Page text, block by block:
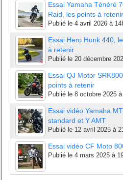
Essai Yamaha Ténéré
Raid, les points à retenir
Publié le 4 avril 2026 à
Essai Hero Hunk 440,
à retenir
Publié le 20 décembre
Essai QJ Motor
points à retenir
Publié le 8 octobre 2025
Essai vidéo Yamaha
standard et Y AMT
Publié le 12 avril 2025 à
Essai vidéo CF Moto
Publié le 4 mars 2025 à